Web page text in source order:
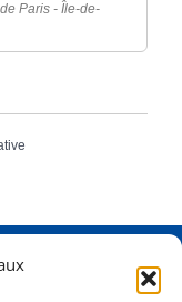
Paris - Île-de-